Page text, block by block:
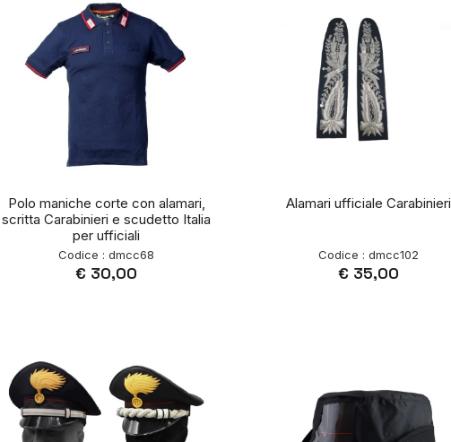
Polo maniche corte con alamari,
scritta Carabinieri e scudetto Italia
per ufficiali
Codice : dmcc68
€ 30,00
Alamari ufficiale Carabinieri
Codice : dmcc102
€ 35,00